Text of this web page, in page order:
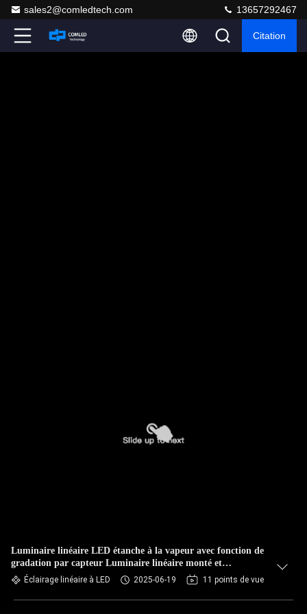
sales2@comledtech.com 13657292467
Citation
Luminaire linéaire LED étanche à la vapeur avec fonction de
gradation par capteur Luminaire linéaire monté et
raccordable
Éclairage linéaire à LED 2025-06-19 11 points de vue